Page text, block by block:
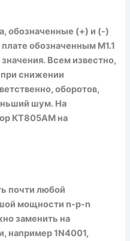
обозначенные (+) и (-)
обозначенным М1.1
Всем известно,
снижении
оборотов,
шум. На
КТ805АМ на
почти любой
мощности n-p-n
заменить на
например 1N4001,